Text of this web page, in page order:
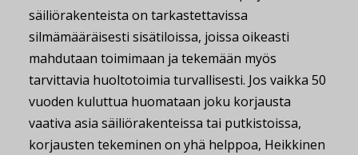
säiliörakenteista on tarkastettavissa
silmämääräisesti sisätiloissa, joissa oikeasti
mahdutaan toimimaan ja tekemään myös
tarvittavia huoltotoimia turvallisesti. Jos vaikka 50
vuoden kuluttua huomataan joku korjausta
vaativa asia säiliörakenteissa tai putkistoissa,
korjausten tekeminen on yhä helppoa, Heikkinen